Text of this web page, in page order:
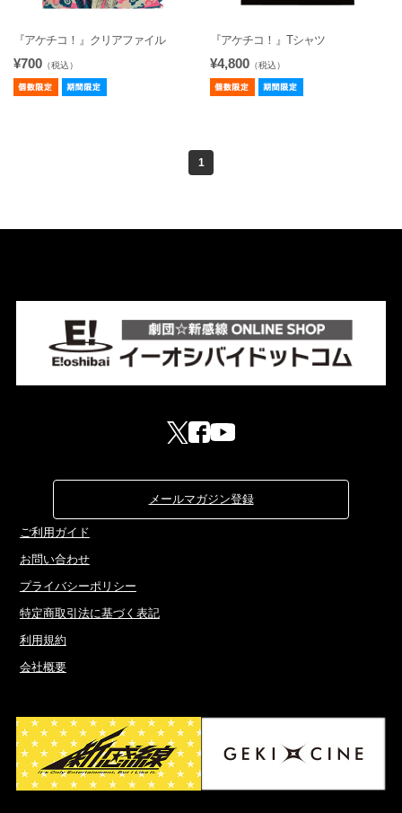
『アケチコ！』クリアファイル
¥700 （税込）
『アケチコ！』Tシャツ
¥4,800 （税込）
1
メールマガジン登録
ご利用ガイド
お問い合わせ
プライバシーポリシー
特定商取引法に基づく表記
利用規約
会社概要